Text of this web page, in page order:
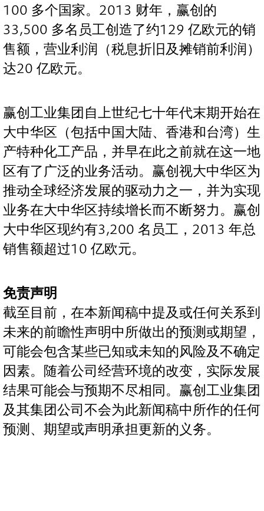
100 多个国家。2013 财年，赢创的
33,500 多名员工创造了约129 亿欧元的销
售额，营业利润（税息折旧及摊销前利润）
达20 亿欧元。
赢创工业集团自上世纪七十年代末期开始在
大中华区（包括中国大陆、香港和台湾）生
产特种化工产品，并早在此之前就在这一地
区有了广泛的业务活动。赢创视大中华区为
推动全球经济发展的驱动力之一，并为实现
业务在大中华区持续增长而不断努力。赢创
大中华区现约有3,200 名员工，2013 年总
销售额超过10 亿欧元。
免责声明
截至目前，在本新闻稿中提及或任何关系到
未来的前瞻性声明中所做出的预测或期望，
可能会包含某些已知或未知的风险及不确定
因素。随着公司经营环境的改变，实际发展
结果可能会与预期不尽相同。赢创工业集团
及其集团公司不会为此新闻稿中所作的任何
预测、期望或声明承担更新的义务。